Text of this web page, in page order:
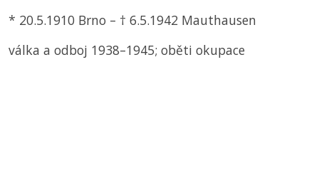
* 20.5.1910 Brno – † 6.5.1942 Mauthausen
válka a odboj 1938–1945; oběti okupace